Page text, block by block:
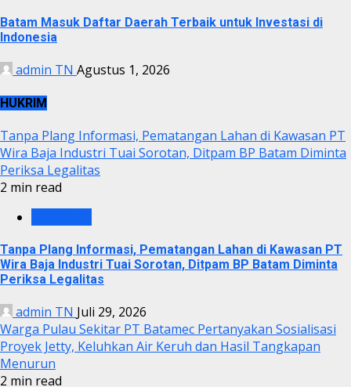
Batam Masuk Daftar Daerah Terbaik untuk Investasi di
Indonesia
admin TN Agustus 1, 2026
HUKRIM
Tanpa Plang Informasi, Pematangan Lahan di Kawasan PT
Wira Baja Industri Tuai Sorotan, Ditpam BP Batam Diminta
Periksa Legalitas
2 min read
Tanpa Plang Informasi, Pematangan Lahan di Kawasan PT
Wira Baja Industri Tuai Sorotan, Ditpam BP Batam Diminta
Periksa Legalitas
admin TN Juli 29, 2026
Warga Pulau Sekitar PT Batamec Pertanyakan Sosialisasi
Proyek Jetty, Keluhkan Air Keruh dan Hasil Tangkapan
Menurun
2 min read